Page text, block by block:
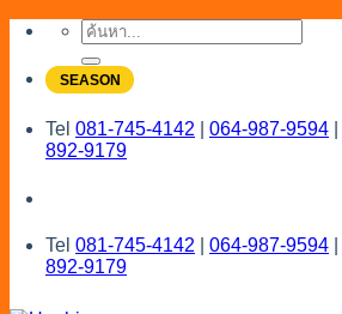
Skip
content
ค้นหา:
SEASON
Tel 081-745-4142 064-987-9594
892-9179
Tel 081-745-4142 064-987-9594
892-9179